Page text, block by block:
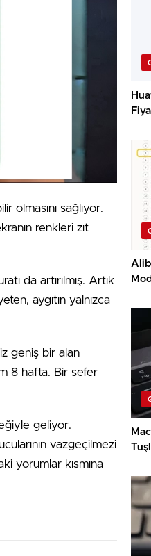
olmasını sağlıyor.
renkleri zıt
da artırılmış. Artık
aygıtın yalnızca
geniş bir alan
8 hafta. Bir sefer
geliyor.
vazgeçilmezi
yorumlar kısmına